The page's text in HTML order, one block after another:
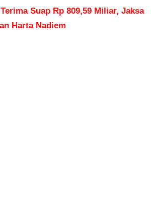
Suap Rp 809,59 Miliar, Jaksa
Harta Nadiem